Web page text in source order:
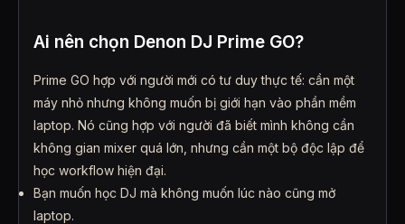
Ai nên chọn Denon DJ Prime GO?
Prime GO hợp với người mới có tư duy thực tế: cần một
máy nhỏ nhưng không muốn bị giới hạn vào phần mềm
laptop. Nó cũng hợp với người đã biết mình không cần
không gian mixer quá lớn, nhưng cần một bộ độc lập để
học workflow hiện đại.
Bạn muốn học DJ mà không muốn lúc nào cũng mở
laptop.